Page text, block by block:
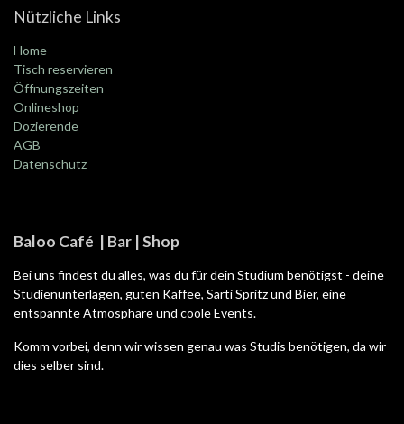
Nützliche Links
Home
Tisch reservieren
Öffnungszeiten
Onlineshop
Dozierende
AGB
Datenschutz
Baloo Café | Bar | Shop
Bei uns findest du alles, was du für dein Studium benötigst - deine
Studienunterlagen, guten Kaffee, Sarti Spritz und Bier, eine
entspannte Atmosphäre und coole Events.
Komm vorbei, denn wir wissen genau was Studis benötigen, da wir
dies selber sind.